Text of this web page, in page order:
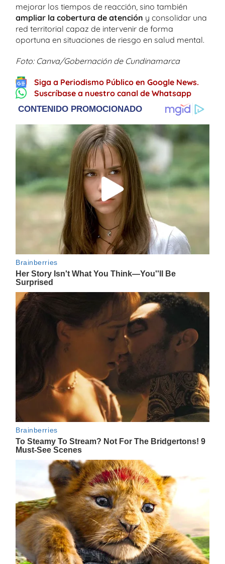
mejorar los tiempos de reacción, sino también
ampliar la cobertura de atención y consolidar una
red territorial capaz de intervenir de forma
oportuna en situaciones de riesgo en salud mental.
Foto: Canva/Gobernación de Cundinamarca
Siga a Periodismo Público en Google News.
Suscríbase a nuestro canal de Whatsapp